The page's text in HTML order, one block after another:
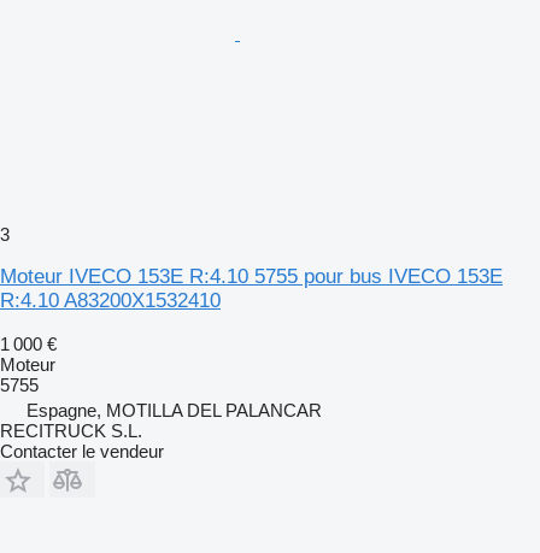
3
Moteur IVECO 153E R:4.10 5755 pour bus IVECO 153E
R:4.10 A83200X1532410
1 000 €
Moteur
5755
Espagne, MOTILLA DEL PALANCAR
RECITRUCK S.L.
Contacter le vendeur